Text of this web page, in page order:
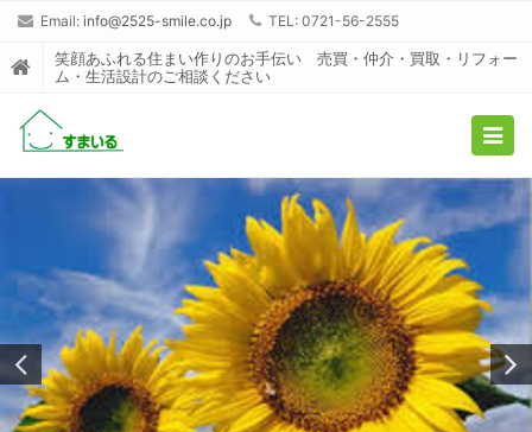
Email: info@2525-smile.co.jp TEL: 0721-56-2555
笑顔あふれる住まい作りのお手伝い 売買・仲介・買取・リフォー
ム・生活設計のご相談ください